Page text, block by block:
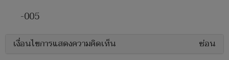
-005
เงื่อนไขการแสดงความคิดเห็น ซ่อน